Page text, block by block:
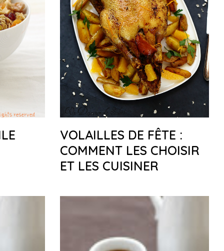
VOLAILLES DE FÊTE :
COMMENT LES CHOISIR
ET LES CUISINER